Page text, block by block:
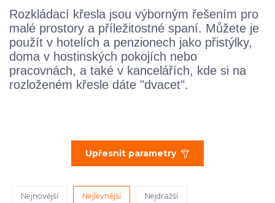
Rozkládací křesla jsou výborným řešením pro
malé prostory a příležitostné spaní. Můžete je
použít v hotelích a penzionech jako přistýlky,
doma v hostinských pokojích nebo
pracovnách, a také v kancelářích, kde si na
rozloženém křesle dáte "dvacet".
Upřesnit parametry
Nejnovější Nejlevnější Nejdražší